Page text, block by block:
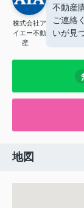
株式会社ア
イエー不動
産
不動産
ご連絡
いが見
地図